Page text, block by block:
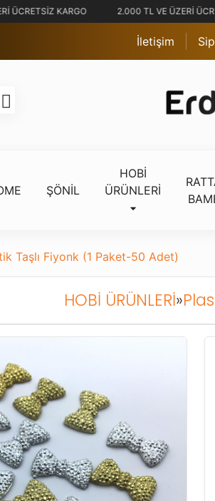
ÜCRETSİZ KARGO 2.000 TL VE ÜZERİ
İletişim
ŞÖNİL
HOBİ
ÜRÜNLERİ
Taşlı Fiyonk (1 Paket-50 Adet)
HOBİ ÜRÜNLERİ»